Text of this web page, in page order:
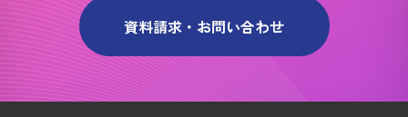
資料請求・お問い合わせ